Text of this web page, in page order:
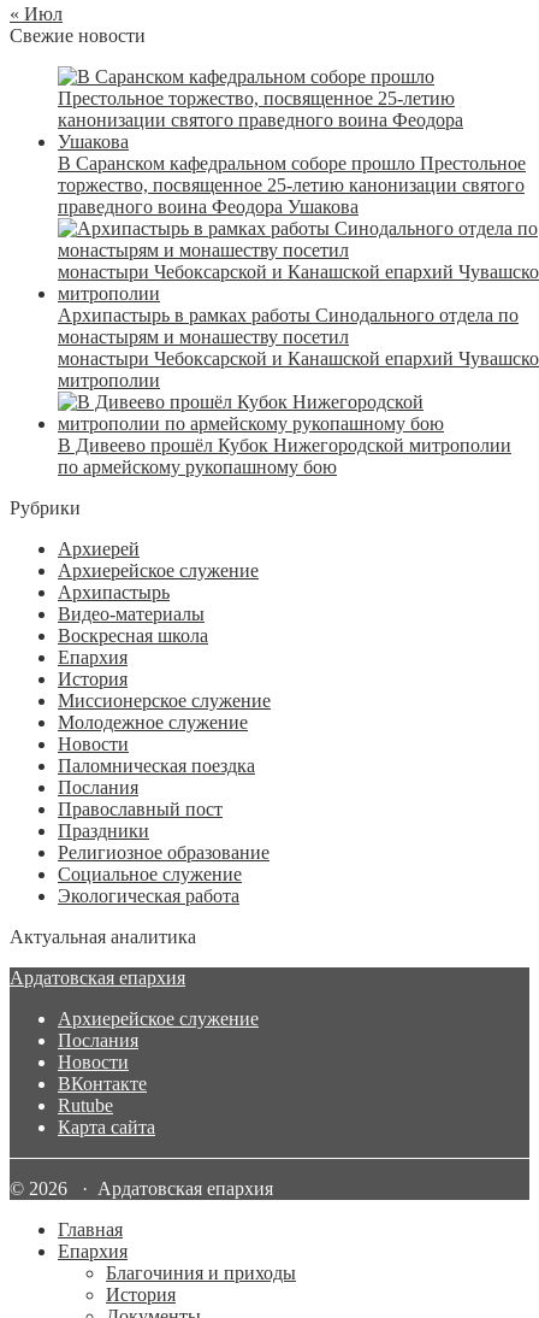
« Июл
Свежие новости
В Саранском кафедральном соборе прошло Престольное
торжество, посвященное 25-летию канонизации святого
праведного воина Феодора Ушакова
Архипастырь в рамках работы Синодального отдела по
монастырям и монашеству посетил
монастыри Чебоксарской и Канашской епархий
митрополии
В Дивеево прошёл Кубок Нижегородской митрополии
по армейскому рукопашному бою
Рубрики
Архиерей
Архиерейское служение
Архипастырь
Видео-материалы
Воскресная школа
Епархия
История
Миссионерское служение
Молодежное служение
Новости
Паломническая поездка
Послания
Православный пост
Праздники
Религиозное образование
Социальное служение
Экологическая работа
Актуальная аналитика
Ардатовская епархия
Архиерейское служение
Послания
Новости
ВКонтакте
Rutube
Карта сайта
© 2026 · Ардатовская епархия
Главная
Епархия
Благочиния и приходы
История